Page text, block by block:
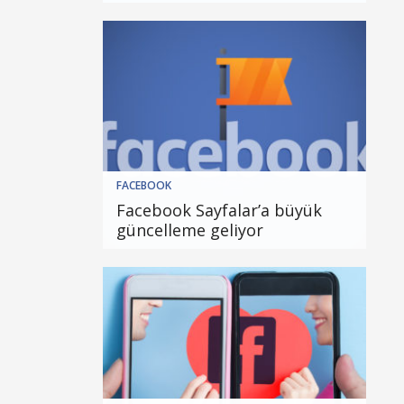
FACEBOOK
Facebook Sayfalar’a büyük
güncelleme geliyor